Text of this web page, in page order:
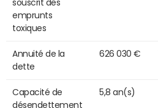
souscrit des
emprunts
toxiques
Annuité de la
dette
626 030 €
Capacité de
désendettement
5,8 an(s)